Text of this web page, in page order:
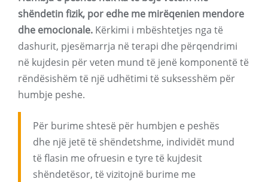
shëndetin fizik, por edhe me mirëqenien mendore
dhe emocionale. Kërkimi i mbështetjes nga të
dashurit, pjesëmarrja në terapi dhe përqendrimi
në kujdesin për veten mund të jenë komponentë të
rëndësishëm të një udhëtimi të suksesshëm për
humbje peshe.
Për burime shtesë për humbjen e peshës
dhe një jetë të shëndetshme, individët mund
të flasin me ofruesin e tyre të kujdesit
shëndetësor, të vizitojnë burime me